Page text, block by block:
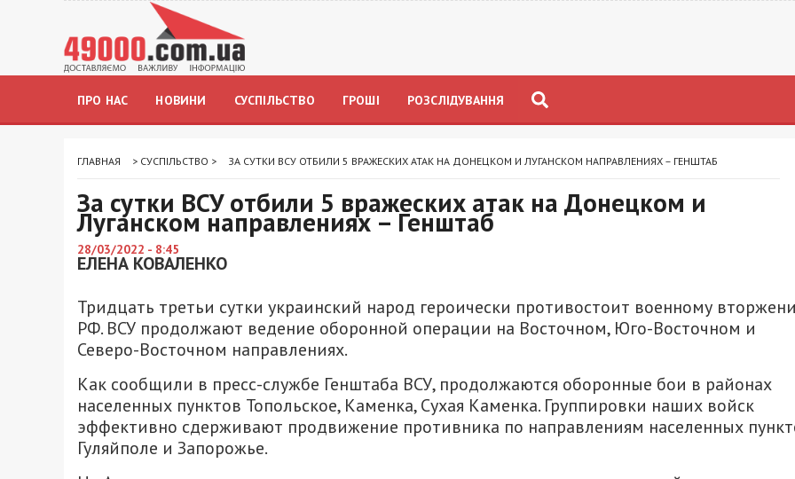
ПРО НАС НОВИНИ СУСПІЛЬСТВО ГРОШІ РОЗСЛІДУВАННЯ
ГЛАВНАЯ > СУСПІЛЬСТВО > ЗА СУТКИ ВСУ ОТБИЛИ 5 ВРАЖЕСКИХ АТАК НА ДОНЕЦКОМ И ЛУГАНСКОМ НАПРАВЛЕНИЯХ – ГЕНШТАБ
За сутки ВСУ отбили 5 вражеских атак на Донецком и
Луганском направлениях – Генштаб
28/03/2022 - 8:45
ЕЛЕНА КОВАЛЕНКО
Тридцать третьи сутки украинский народ героически противостоит военному
РФ. ВСУ продолжают ведение оборонной операции на Восточном, Юго-Восточном и
Северо-Восточном направлениях.
Как сообщили в пресс-службе Генштаба ВСУ, продолжаются оборонные бои в районах
населенных пунктов Топольское, Каменка, Сухая Каменка. Группировки наших войск
эффективно сдерживают продвижение противника по направлениям населенных
Гуляйполе и Запорожье.